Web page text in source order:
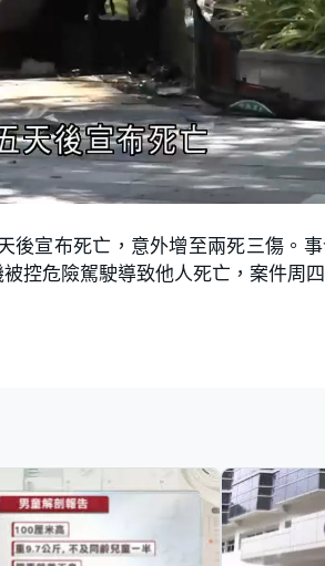
宣布死亡，意外增至兩死三傷。
控危險駕駛導致他人死亡，案件周